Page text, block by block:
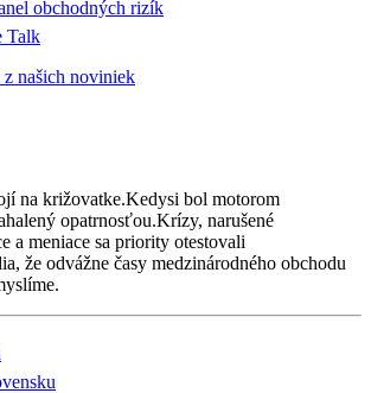
obchodných rizík
Talk
z našich noviniek
na križovatke.Kedysi bol motorom
opatrnosťou.Krízy, narušené
a meniace sa priority otestovali
že odvážne časy medzinárodného obchodu